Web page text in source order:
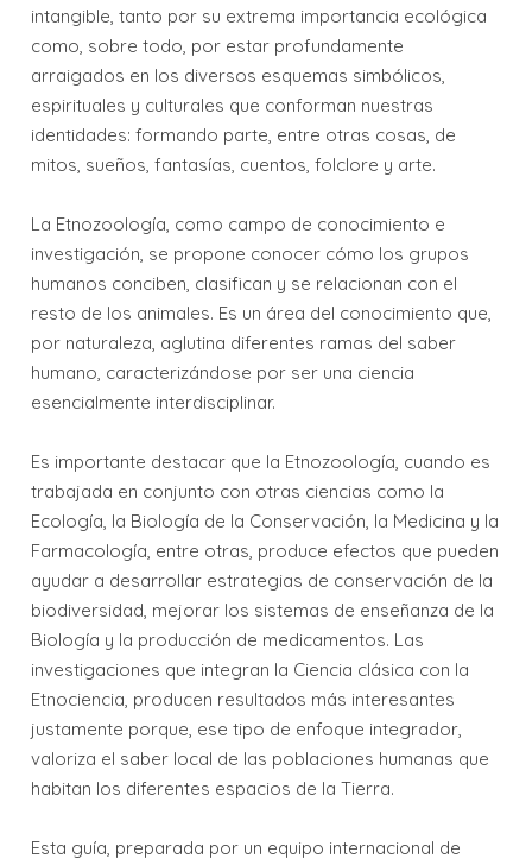
intangible, tanto por su extrema importancia ecológica
como, sobre todo, por estar profundamente
arraigados en los diversos esquemas simbólicos,
espirituales y culturales que conforman nuestras
identidades: formando parte, entre otras cosas, de
mitos, sueños, fantasías, cuentos, folclore y arte.
La Etnozoología, como campo de conocimiento e
investigación, se propone conocer cómo los grupos
humanos conciben, clasifican y se relacionan con el
resto de los animales. Es un área del conocimiento que,
por naturaleza, aglutina diferentes ramas del saber
humano, caracterizándose por ser una ciencia
esencialmente interdisciplinar.
Es importante destacar que la Etnozoología, cuando es
trabajada en conjunto con otras ciencias como la
Ecología, la Biología de la Conservación, la Medicina y la
Farmacología, entre otras, produce efectos que pueden
ayudar a desarrollar estrategias de conservación de la
biodiversidad, mejorar los sistemas de enseñanza de la
Biología y la producción de medicamentos. Las
investigaciones que integran la Ciencia clásica con la
Etnociencia, producen resultados más interesantes
justamente porque, ese tipo de enfoque integrador,
valoriza el saber local de las poblaciones humanas que
habitan los diferentes espacios de la Tierra.
Esta guía, preparada por un equipo internacional de